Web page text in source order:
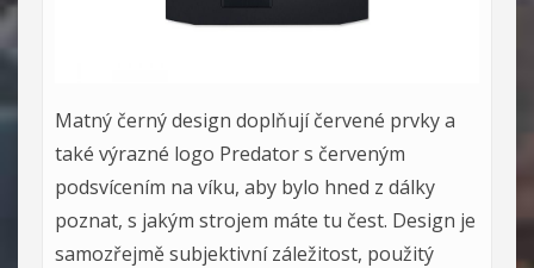
Matný černý design doplňují červené prvky a
také výrazné logo Predator s červeným
podsvícením na víku, aby bylo hned z dálky
poznat, s jakým strojem máte tu čest. Design je
samozřejmě subjektivní záležitost, použitý